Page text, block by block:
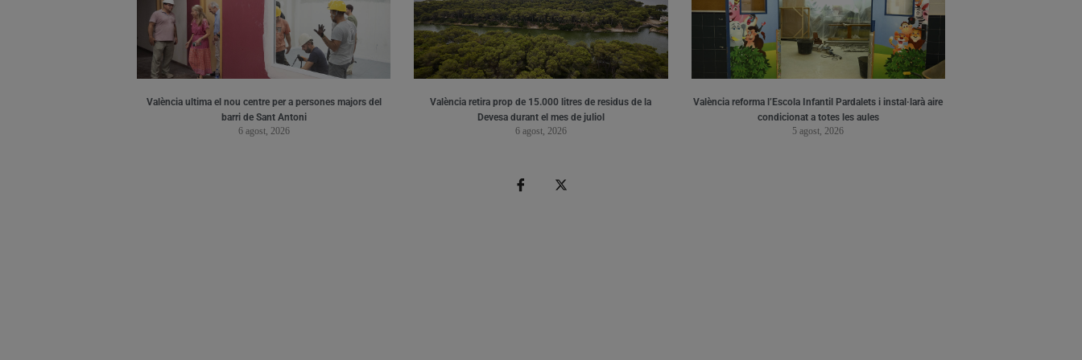
València ultima el nou centre per a persones majors del
barri de Sant Antoni
6 agost, 2026
València retira prop de 15.000 litres de residus de la
Devesa durant el mes de juliol
6 agost, 2026
València reforma l’Escola Infantil Pardalets i instal·larà aire
condicionat a totes les aules
5 agost, 2026